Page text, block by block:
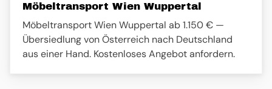
Möbeltransport Wien Wuppertal
Möbeltransport Wien Wuppertal ab 1.150 € —
Übersiedlung von Österreich nach Deutschland
aus einer Hand. Kostenloses Angebot anfordern.